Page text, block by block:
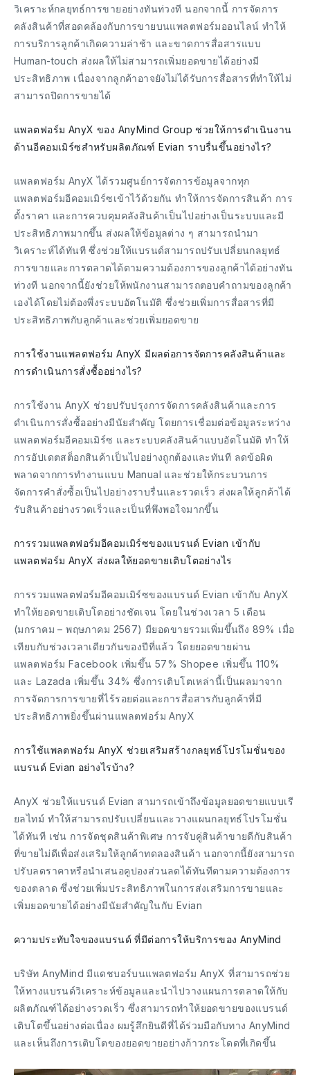
วิเคราะห์กลยุทธ์การขายอย่างทันท่วงที นอกจากนี้ การจัดการ
คลังสินค้าที่สอดคล้องกับการขายบนแพลตฟอร์มออนไลน์ ทำให้
การบริการลูกค้าเกิดความล่าช้า และขาดการสื่อสารแบบ
Human-touch ส่งผลให้ไม่สามารถเพิ่มยอดขายได้อย่างมี
ประสิทธิภาพ เนื่องจากลูกค้าอาจยังไม่ได้รับการสื่อสารที่ทำให้ไม่
สามารถปิดการขายได้
แพลตฟอร์ม AnyX ของ AnyMind Group ช่วยให้การดำเนินงาน
ด้านอีคอมเมิร์ซสำหรับผลิตภัณฑ์ Evian ราบรื่นขึ้นอย่างไร?
แพลตฟอร์ม AnyX ได้รวมศูนย์การจัดการข้อมูลจากทุก
แพลตฟอร์มอีคอมเมิร์ซเข้าไว้ด้วยกัน ทำให้การจัดการสินค้า การ
ตั้งราคา และการควบคุมคลังสินค้าเป็นไปอย่างเป็นระบบและมี
ประสิทธิภาพมากขึ้น ส่งผลให้ข้อมูลต่าง ๆ สามารถนำมา
วิเคราะห์ได้ทันที ซึ่งช่วยให้แบรนด์สามารถปรับเปลี่ยนกลยุทธ์
การขายและการตลาดได้ตามความต้องการของลูกค้าได้อย่างทัน
ท่วงที นอกจากนี้ยังช่วยให้พนักงานสามารถตอบคำถามของลูกค้า
เองได้โดยไม่ต้องพึ่งระบบอัตโนมัติ ซึ่งช่วยเพิ่มการสื่อสารที่มี
ประสิทธิภาพกับลูกค้าและช่วยเพิ่มยอดขาย
การใช้งานแพลตฟอร์ม AnyX มีผลต่อการจัดการคลังสินค้าและ
การดำเนินการสั่งซื้ออย่างไร?
การใช้งาน AnyX ช่วยปรับปรุงการจัดการคลังสินค้าและการ
ดำเนินการสั่งซื้ออย่างมีนัยสำคัญ โดยการเชื่อมต่อข้อมูลระหว่าง
แพลตฟอร์มอีคอมเมิร์ซ และระบบคลังสินค้าแบบอัตโนมัติ ทำให้
การอัปเดตสต็อกสินค้าเป็นไปอย่างถูกต้องและทันที ลดข้อผิด
พลาดจากการทำงานแบบ Manual และช่วยให้กระบวนการ
จัดการคำสั่งซื้อเป็นไปอย่างราบรื่นและรวดเร็ว ส่งผลให้ลูกค้าได้
รับสินค้าอย่างรวดเร็วและเป็นที่พึงพอใจมากขึ้น
การรวมแพลตฟอร์มอีคอมเมิร์ซของแบรนด์ Evian เข้ากับ
แพลตฟอร์ม AnyX ส่งผลให้ยอดขายเติบโตอย่างไร
การรวมแพลตฟอร์มอีคอมเมิร์ซของแบรนด์ Evian เข้ากับ AnyX
ทำให้ยอดขายเติบโตอย่างชัดเจน โดยในช่วงเวลา 5 เดือน
(มกราคม – พฤษภาคม 2567) มียอดขายรวมเพิ่มขึ้นถึง 89% เมื่อ
เทียบกับช่วงเวลาเดียวกันของปีที่แล้ว โดยยอดขายผ่าน
แพลตฟอร์ม Facebook เพิ่มขึ้น 57% Shopee เพิ่มขึ้น 110%
และ Lazada เพิ่มขึ้น 34% ซึ่งการเติบโตเหล่านี้เป็นผลมาจาก
การจัดการการขายที่ไร้รอยต่อและการสื่อสารกับลูกค้าที่มี
ประสิทธิภาพยิ่งขึ้นผ่านแพลตฟอร์ม AnyX
การใช้แพลตฟอร์ม AnyX ช่วยเสริมสร้างกลยุทธ์โปรโมชั่นของ
แบรนด์ Evian อย่างไรบ้าง?
AnyX ช่วยให้แบรนด์ Evian สามารถเข้าถึงข้อมูลยอดขายแบบเรี
ยลไทม์ ทำให้สามารถปรับเปลี่ยนและวางแผนกลยุทธ์โปรโมชั่น
ได้ทันที เช่น การจัดชุดสินค้าพิเศษ การจับคู่สินค้าขายดีกับสินค้า
ที่ขายไม่ดีเพื่อส่งเสริมให้ลูกค้าทดลองสินค้า นอกจากนี้ยังสามารถ
ปรับลดราคาหรือนำเสนอคูปองส่วนลดได้ทันทีตามความต้องการ
ของตลาด ซึ่งช่วยเพิ่มประสิทธิภาพในการส่งเสริมการขายและ
เพิ่มยอดขายได้อย่างมีนัยสำคัญในกับ Evian
ความประทับใจของแบรนด์ ที่มีต่อการให้บริการของ AnyMind
บริษัท AnyMind มีแดชบอร์บนแพลตฟอร์ม AnyX ที่สามารถช่วย
ให้ทางแบรนด์วิเคราะห์ข้อมูลและนำไปวางแผนการตลาดให้กับ
ผลิตภัณฑ์ได้อย่างรวดเร็ว ซึ่งสามารถทำให้ยอดขายของแบรนด์
เติบโตขึ้นอย่างต่อเนื่อง ผมรู้สึกยินดีที่ได้ร่วมมือกับทาง AnyMind
และเห็นถึงการเติบโตของยอดขายอย่างก้าวกระโดดที่เกิดขึ้น